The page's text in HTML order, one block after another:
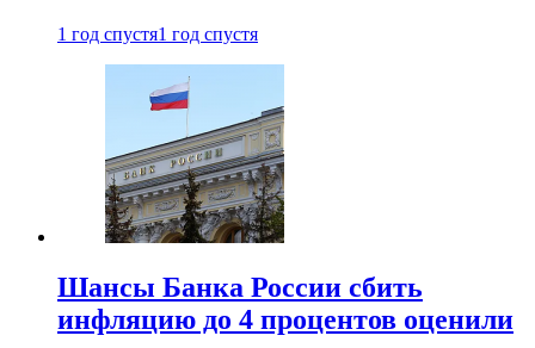
1 год спустя1 год спустя
Шансы Банка России сбить
инфляцию до 4 процентов оценили